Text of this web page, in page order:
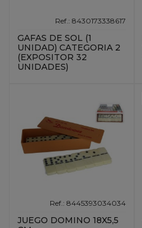
Ref.: 8430173338617
GAFAS DE SOL (1
UNIDAD) CATEGORIA 2
(EXPOSITOR 32
UNIDADES)
Ref.: 8445393034034
JUEGO DOMINO 18X5,5